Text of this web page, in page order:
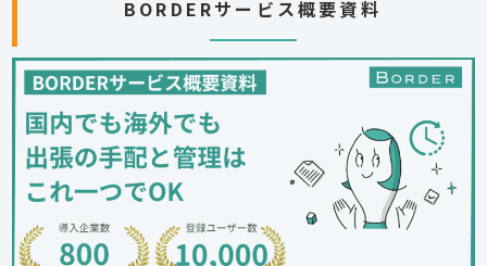
BORDERサービス概要資料